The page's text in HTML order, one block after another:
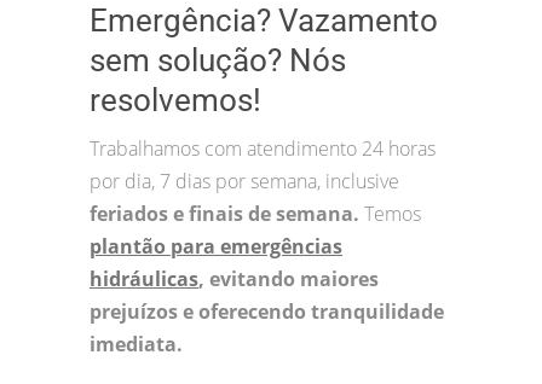
Emergência? Vazamento
sem solução? Nós
resolvemos!
Trabalhamos com atendimento 24 horas
por dia, 7 dias por semana, inclusive
feriados e finais de semana. Temos
plantão para emergências
hidráulicas, evitando maiores
prejuízos e oferecendo tranquilidade
imediata.